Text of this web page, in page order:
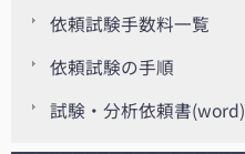
依頼試験手数料一覧
依頼試験の手順
試験・分析依頼書(word)